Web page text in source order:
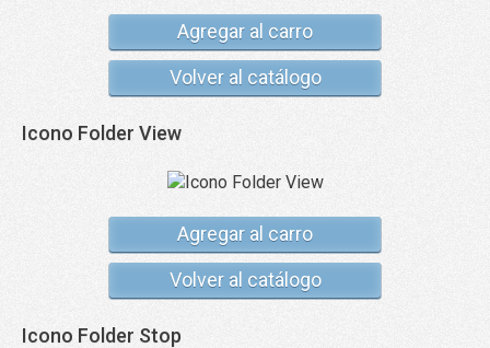
Agregar al carro
Volver al catálogo
Icono Folder View
Agregar al carro
Volver al catálogo
Icono Folder Stop